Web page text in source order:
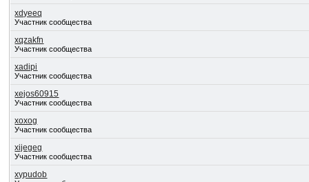
xdyeeq
Участник сообщества
xqzakfn
Участник сообщества
xadipi
Участник сообщества
xejos60915
Участник сообщества
xoxog
Участник сообщества
xijegeg
Участник сообщества
xypudob